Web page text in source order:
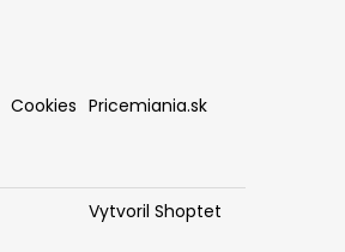
Cookies Pricemiania.sk
Vytvoril Shoptet